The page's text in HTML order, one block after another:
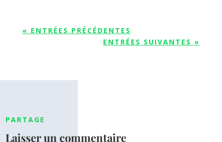
« ENTRÉES PRÉCÉDENTES
ENTRÉES SUIVANTES »
PARTAGE
Laisser un commentaire